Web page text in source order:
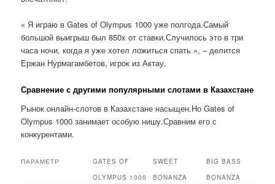
« Я играю в Gates of Olympus 1000 уже полгода.Самый
большой выигрыш был 850x от ставки.Случилось это в три
часа ночи, когда я уже хотел ложиться спать », – делится
Ержан Нурмагамбетов, игрок из Актау.
Сравнение с другими популярными слотами в Казахстане
Рынок онлайн-слотов в Казахстане насыщен.Но Gates of
Olympus 1000 занимает особую нишу.Сравним его с
конкурентами.
ПАРАМЕТР
GATES OF
OLYMPUS 1000
SWEET
BONANZA
BIG BASS
BONANZA